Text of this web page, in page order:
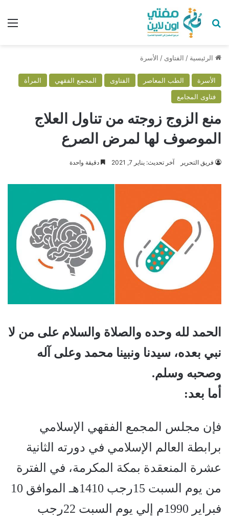
بحث عن
الرئيسية / الفتاوى / الأسرة
الأسرة الطب المعاصر الفتاوى المجمع الفقهي
المرأة
فتاوى المجامع
منع الزوج زوجته من تناول العلاج
الموصوف لها لمرض الصرع
فريق التحرير آخر تحديث: يناير 7, 2021 دقيقة واحدة
الحمد لله وحده والصلاة والسلام على من لا
نبي بعده، سيدنا ونبينا محمد وعلى آله
وصحبه وسلم.
أما بعد:
فإن مجلس المجمع الفقهي الإسلامي
برابطة العالم الإسلامي في دورته الثانية
عشرة المنعقدة بمكة المكرمة، في الفترة
من يوم السبت 15رجب 1410هـ الموافق 10
فبراير 1990م إلي يوم السبت 22رجب